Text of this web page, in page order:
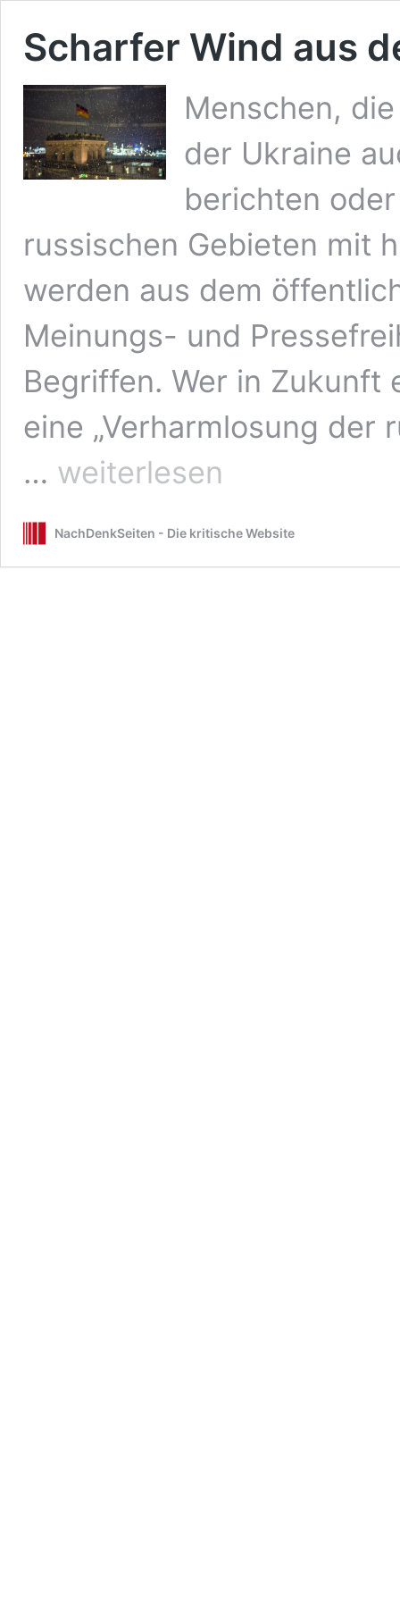
Scharfer Wind aus
Menschen,
der Ukraine
berichten
russischen Gebieten mit
werden aus dem
Meinungs- und
Begriffen. Wer in
eine „Verharmlosung der
…
Scharfer
Wind
Bundestag
weiterlesen
NachDenkSeiten - Die kritische Website